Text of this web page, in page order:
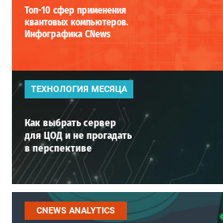
Топ-10 сфер применения
квантовых компьютеров.
Инфографика CNews
ТЕХНОЛОГИЯ МЕСЯЦА
Как выбрать сервер
для ЦОД и не прогадать
в перспективе
CNEWS ANALYTICS